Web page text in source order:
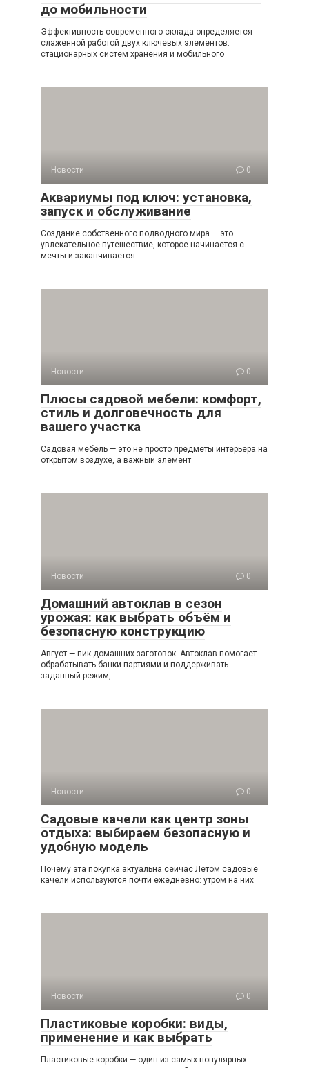
до мобильности
Эффективность современного склада определяется
слаженной работой двух ключевых элементов:
стационарных систем хранения и мобильного
Новости 0
Аквариумы под ключ: установка,
запуск и обслуживание
Создание собственного подводного мира — это
увлекательное путешествие, которое начинается с
мечты и заканчивается
Новости 0
Плюсы садовой мебели: комфорт,
стиль и долговечность для
вашего участка
Садовая мебель — это не просто предметы интерьера на
открытом воздухе, а важный элемент
Новости 0
Домашний автоклав в сезон
урожая: как выбрать объём и
безопасную конструкцию
Август — пик домашних заготовок. Автоклав помогает
обрабатывать банки партиями и поддерживать
заданный режим,
Новости 0
Садовые качели как центр зоны
отдыха: выбираем безопасную и
удобную модель
Почему эта покупка актуальна сейчас Летом садовые
качели используются почти ежедневно: утром на них
Новости 0
Пластиковые коробки: виды,
применение и как выбрать
Пластиковые коробки — один из самых популярных